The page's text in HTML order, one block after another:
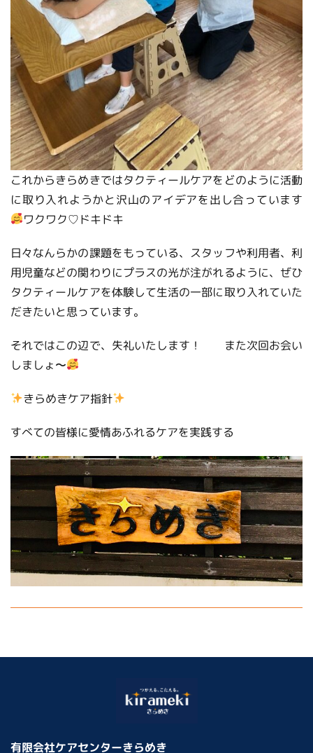
これからきらめきではタクティールケアをどのように活動
に取り入れようかと沢山のアイデアを出し合っています
ワクワク♡ドキドキ
日々なんらかの課題をもっている、スタッフや利用者、利
用児童などの関わりにプラスの光が注がれるように、ぜひ
タクティールケアを体験して生活の一部に取り入れていた
だきたいと思っています。
それではこの辺で、失礼いたします！ また次回お会い
しましょ〜
きらめきケア指針
すべての皆様に愛情あふれるケアを実践する
有限会社ケアセンターきらめき